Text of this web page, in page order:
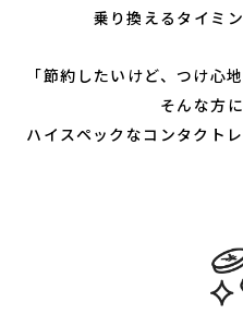
乗り換えるタイミ
「節約したいけど、つけ心
そんな方
ハイスペックなコンタクト